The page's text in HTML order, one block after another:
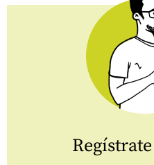
Regístrate